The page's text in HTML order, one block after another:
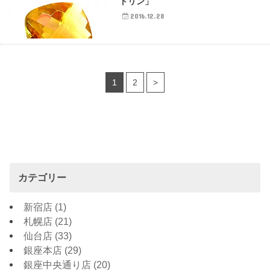
2016.12.28
1 2 >
カテゴリー
新宿店 (1)
札幌店 (21)
仙台店 (33)
銀座本店 (29)
銀座中央通り店 (20)